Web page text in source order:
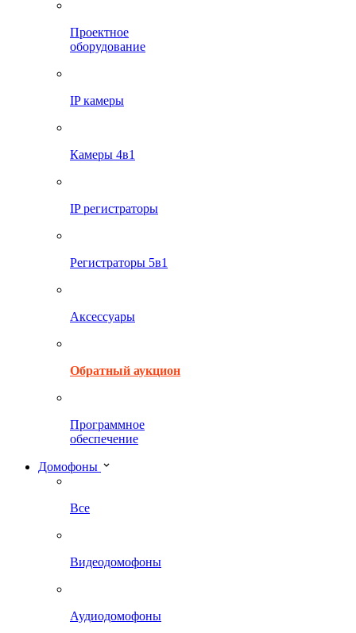
Проектное
оборудование
IP камеры
Камеры 4в1
IP регистраторы
Регистраторы 5в1
Аксессуары
Обратный аукцион
Программное
обеспечение
Домофоны
Все
Видеодомофоны
Аудиодомофоны